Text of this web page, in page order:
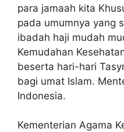
para jamaah kita
pada umumnya yang
ibadah haji mudah
Kemudahan
beserta hari-hari
bagi umat Islam.
Indonesia.
Kementerian Agama